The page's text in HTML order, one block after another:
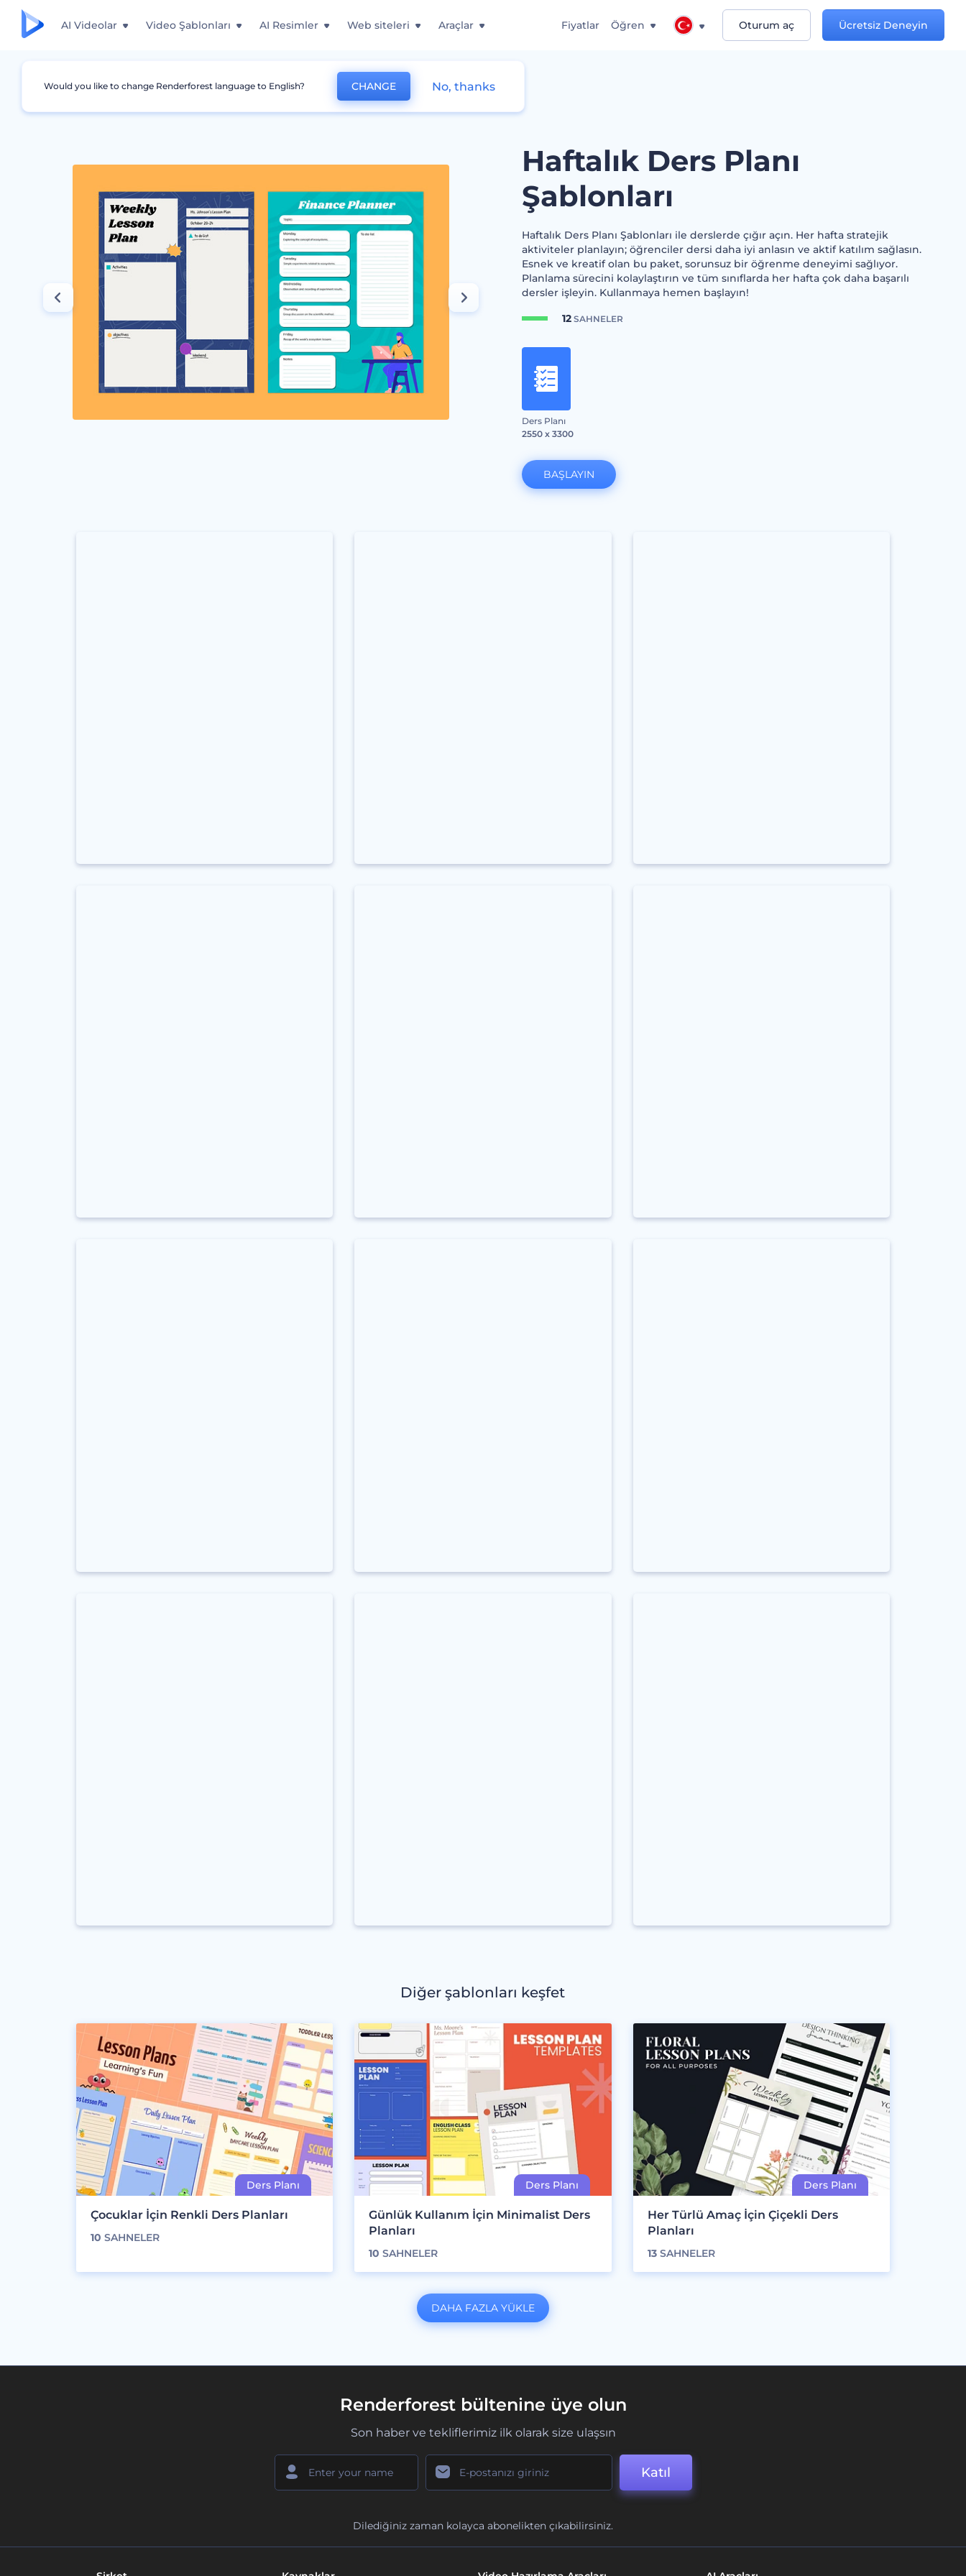
AI Videolar Video Şablonları AI Resimler Web siteleri Araçlar Fiyatlar Öğren Oturum aç Ücretsiz Deneyin
Grafikler Ders Planı Haftalık Ders Planı Şablonları
Haftalık Ders Planı
Şablonları
Haftalık Ders Planı Şablonları ile derslerde çığır açın. Her hafta stratejik
aktiviteler planlayın; öğrenciler dersi daha iyi anlasın ve aktif katılım sağlasın.
Esnek ve kreatif olan bu paket, sorunsuz bir öğrenme deneyimi sağlıyor.
Planlama sürecini kolaylaştırın ve tüm sınıflarda her hafta çok daha başarılı
dersler işleyin. Kullanmaya hemen başlayın!
12SAHNELER
Ders Planı
2550 x 3300
BAŞLAYIN
Diğer şablonları keşfet
Çocuklar İçin Renkli Ders Planları
10 SAHNELER
Günlük Kullanım İçin Minimalist Ders
Planları
10 SAHNELER
Her Türlü Amaç İçin Çiçekli Ders
Planları
13SAHNELER
DAHA FAZLA YÜKLE
Renderforest bültenine üye olun
Son haber ve tekliflerimiz ilk olarak size ulaşsın
Katıl
Dilediğiniz zaman kolayca abonelikten çıkabilirsiniz.
Would you like to change Renderforest language to English? CHANGE No, thanks